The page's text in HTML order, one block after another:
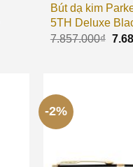
Bút dạ kim
5TH Deluxe
7.857.000₫
-2%